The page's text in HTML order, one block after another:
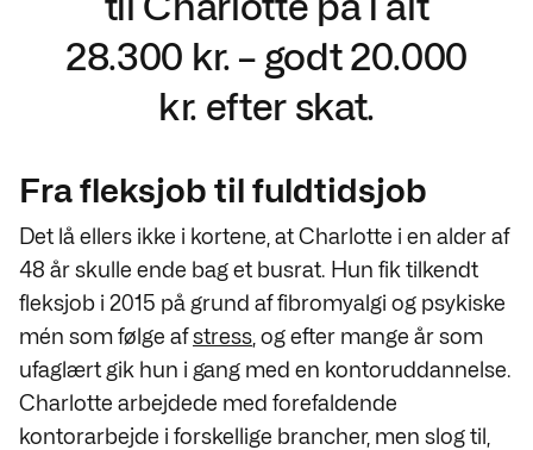
28.300 kr. – godt 20.000
kr. efter skat.
Fra fleksjob til fuldtidsjob
Det lå ellers ikke i kortene, at Charlotte i en alder af
48 år skulle ende bag et busrat. Hun fik tilkendt
fleksjob i 2015 på grund af fibromyalgi og psykiske
mén som følge afstress , og efter mange år som
ufaglært gik hun i gang med en kontoruddannelse.
Charlotte arbejdede med forefaldende
kontorarbejde i forskellige brancher, men slog til,